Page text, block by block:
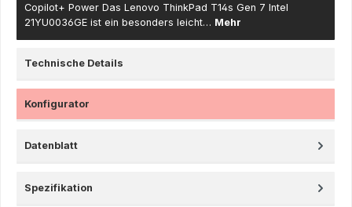
Copilot+ Power Das Lenovo ThinkPad T14s Gen 7 Intel
21YU0036GE ist ein besonders leicht… Mehr
Technische Details
Konfigurator
Datenblatt
Spezifikation